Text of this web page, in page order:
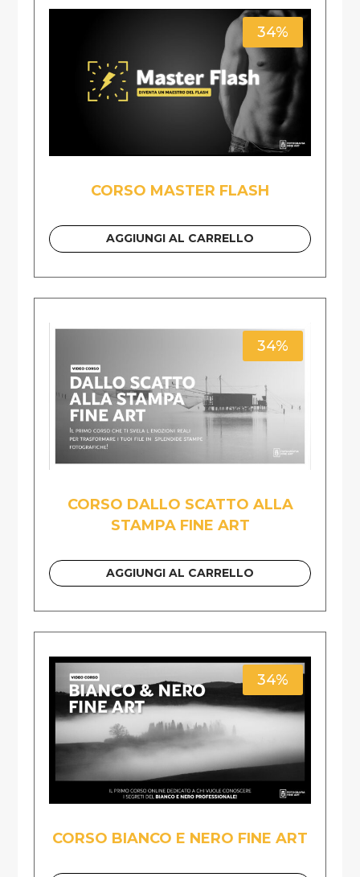
34%
CORSO MASTER FLASH
AGGIUNGI AL CARRELLO
34%
CORSO DALLO SCATTO ALLA
STAMPA FINE ART
AGGIUNGI AL CARRELLO
34%
CORSO BIANCO E NERO FINE ART